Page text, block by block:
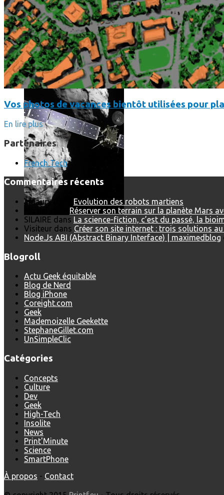
Les dernières photos envoyées par Rosetta avant son crash
Vos photos de vacances bientôt utilisées pour
En lire plus
Partenaires
French Tech
Commentaires récents
amaurydans Evolution des robots martiens
Réserver son terrain sur la planète Mars
SILAIRE dans La science-fiction, c’est du passé, la
Visiteur dans Créer son site internet : trois solutions au
Node.Js ABI (Abstract Binary Interface) | maximedblog
Blogroll
Actu Geek équitable
Blog de Nerd
Blog iPhone
Coreight.com
Geek
Mademoizelle Geekette
StephaneGillet.com
UnSimpleClic
Catégories
Concepts
Culture
Dev
Geek
High-Tech
Insolite
News
Print'Minute
Science
SmartPhone
À propos - Contact